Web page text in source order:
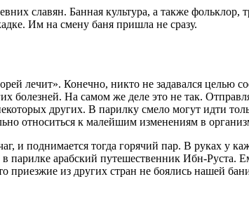
славян. Банная культура, а также
Им на смену баня пришла не сразу.
лечит». Конечно, никто не задавался
болезней. На самом же деле это не так.
других. В парилку смело могут идти
относиться к малейшим изменениям в
и поднимается тогда горячий пар. В руках у
арабский путешественник Ибн-Руста.
приезжие из других стран не боялись нашей